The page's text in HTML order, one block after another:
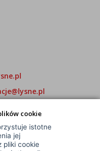
cookie
istotne
jej
pliki cookie